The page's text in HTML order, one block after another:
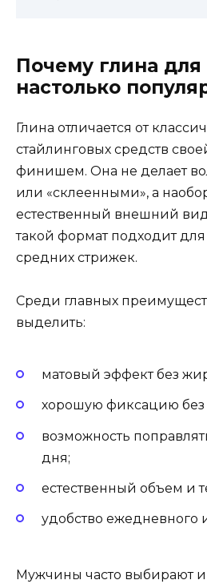
Почему глина для
настолько
Глина отличается от
стайлинговых средств
финишем. Она не делает
или «склеенными», а
естественный внешний
такой формат подходит для
средних стрижек.
Среди главных
выделить:
матовый эффект без
хорошую фиксацию
возможность
дня;
естественный объем и
удобство ежедневного
Мужчины часто выбирают